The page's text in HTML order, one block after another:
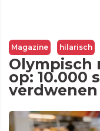
Magazine hilarisch
Olympisch
op: 10.000